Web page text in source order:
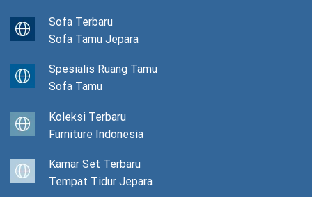
Sofa Terbaru
Sofa Tamu Jepara
Spesialis Ruang Tamu
Sofa Tamu
Koleksi Terbaru
Furniture Indonesia
Kamar Set Terbaru
Tempat Tidur Jepara